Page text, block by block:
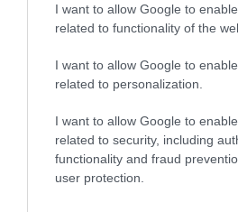
I want to allow Google to
related to functionality of the
I want to allow Google to
related to personalization.
I want to allow Google to
related to security, including
functionality and fraud
user protection.
Ηράκλειο: Ισχυρή
επιχείρηση στην
– Ένας τραυματίας
05.08.2026 | 13:18